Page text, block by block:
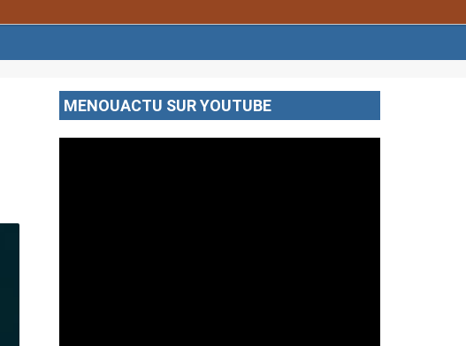
MENOUACTU SUR YOUTUBE